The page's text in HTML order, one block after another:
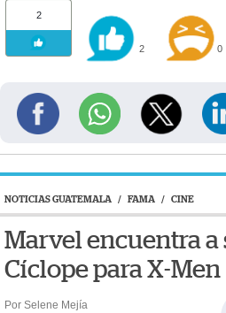
2
2 0
NOTICIAS GUATEMALA / FAMA / CINE
Marvel encuentra a
Cíclope para X-Men
Por Selene Mejía